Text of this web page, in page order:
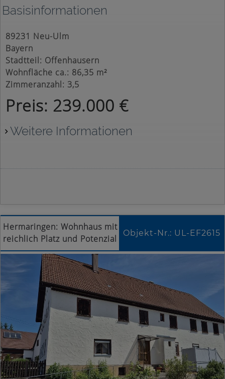
Basisinformationen
89231 Neu-Ulm
Bayern
Stadtteil: Offenhausern
Preis: 239.000 €
Wohnfläche ca.: 86,35 m²
Zimmeranzahl: 3,5
Weitere Informationen
Hermaringen: Wohnhaus mit
reichlich Platz und Potenzial
Objekt-Nr.: UL-EF2615